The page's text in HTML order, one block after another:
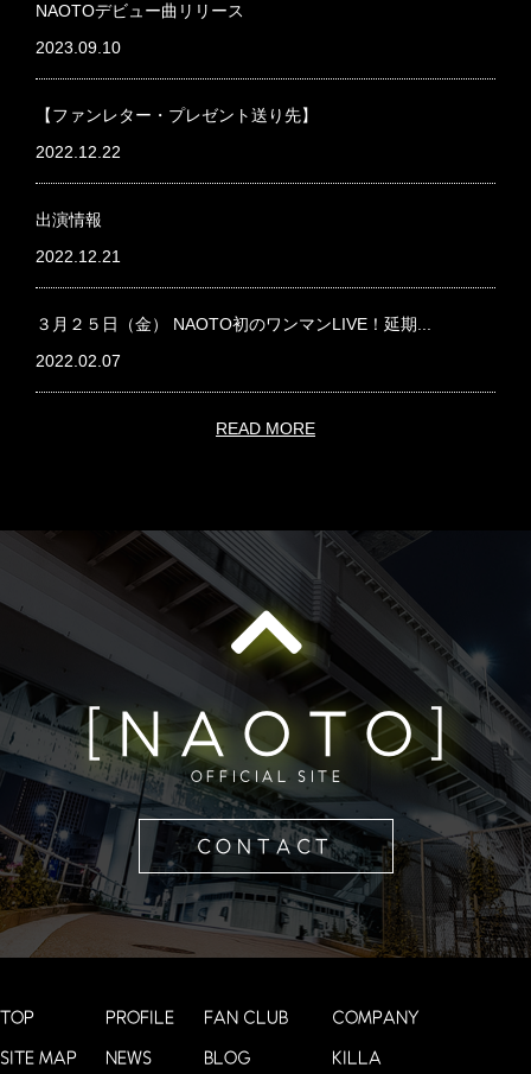
NAOTOデビュー曲リリース
2023.09.10
【ファンレター・プレゼント送り先】
2022.12.22
出演情報
2022.12.21
３月２５日（金） NAOTO初のワンマンLIVE！延期...
2022.02.07
READ MORE
[NAOTO]
OFFICIAL SITE
CONTACT
TOP
SITE MAP
PROFILE
NEWS
FAN CLUB
BLOG
COMPANY
KILLA